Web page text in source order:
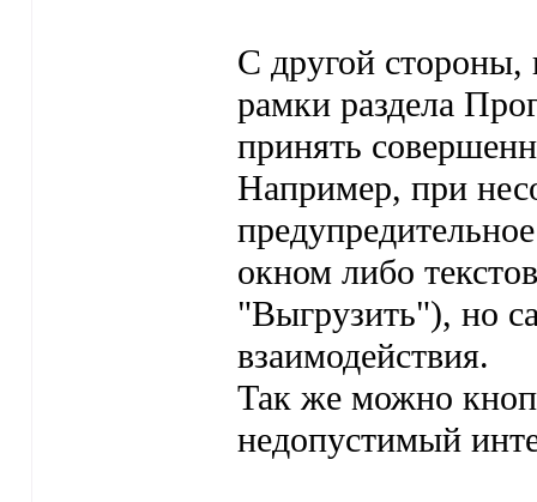
С другой стороны,
рамки раздела
принять
Например, при
окном либо
"Выгрузить"), но
взаимодействия.
Так же можно
недопустимый